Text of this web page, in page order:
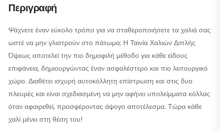
Περιγραφή
Ψάχνετε έναν εύκολο τρόπο για να σταθεροποιήσετε τα χαλιά σας
ωστέ να μην γλιστρούν στο πάτωμα; Η Ταινία Χαλιών Διπλής
Όψεως αποτελεί την πιο δημοφιλή μέθοδο για κάθε είδους
επιφάνεια, δημιουργώντας έναν ασφαλέστερο και πιο λειτουργικό
χώρο. Διαθέτει ισχυρή αυτοκόλλητη επίστρωση και στις δυο
πλευρές και είναι σχεδιασμένη να μην αφήνει υπολείμματα κόλλας
όταν αφαιρεθεί, προσφέροντας άψογο αποτέλεσμα. Τώρα κάθε
χαλί μένει στη θέση του!